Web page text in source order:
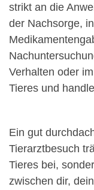
strikt an die
der Nachsorge,
Verhalten oder
Tieres und
Ein gut
Tierarztbesuch
Tieres bei,
zwischen dir,